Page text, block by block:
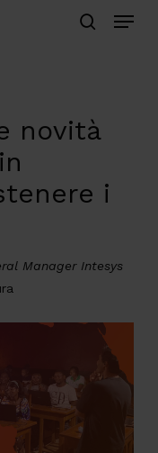
Menu
novità
i
Manager Intesys